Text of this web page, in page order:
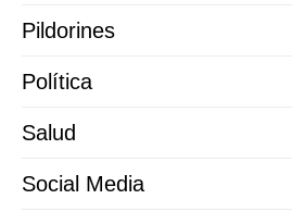
Pildorines
Política
Salud
Social Media